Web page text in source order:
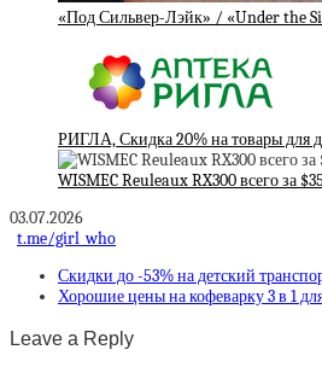
«Под Сильвер-Лэйк» / «Under the
РИГЛА, Скидка 20% на товары для
WISMEC Reuleaux RX300 всего за
03.07.2026
t.me/girl_who
Скидки до -53% на детский
Хорошие цены на кофеварку 3 в 1
Leave a Reply